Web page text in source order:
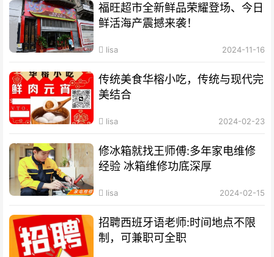
福旺超市全新鲜品荣耀登场、今日
鲜活海产震撼来袭！
lisa 2024-11-16
传统美食华榕小吃，传统与现代完
美结合
lisa 2024-02-23
修冰箱就找王师傅:多年家电维修
经验 冰箱维修功底深厚
lisa 2024-02-15
招聘西班牙语老师:时间地点不限
制，可兼职可全职